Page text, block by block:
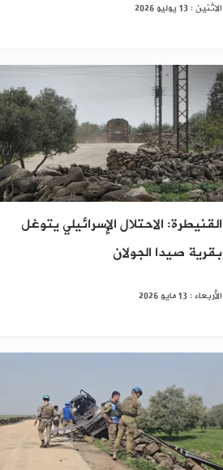
الاثنين : 13 يوليو 2026
القنيطرة: الاحتلال الإسرائيلي يتوغل
بقرية صيدا الجولان
الأربعاء : 13 مايو 2026